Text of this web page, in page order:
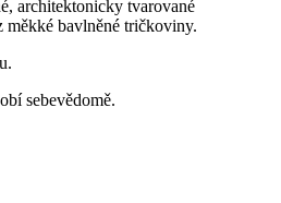
architektonicky tvarované
měkké bavlněné tričkoviny.
sebevědomě.